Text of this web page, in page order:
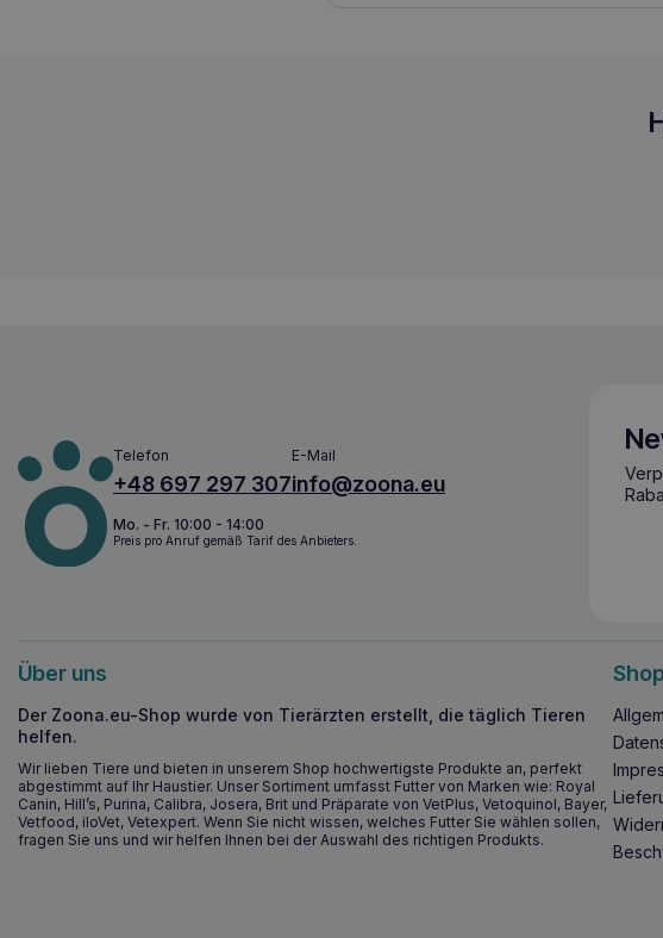
ROYAL CANIN Mini Adult 85g Nassfutter für
Telefon
+48 697 297 307
E-Mail
info@zoona.eu
Mo. - Fr. 10:00 - 14:00
Preis pro Anruf gemäß Tarif des Anbieters.
Über uns
Der Zoona.eu-Shop wurde von Tierärzten erstellt, die täglich Tieren
helfen.
Wir lieben Tiere und bieten in unserem Shop hochwertigste Produkte an, perfekt
abgestimmt auf Ihr Haustier. Unser Sortiment umfasst Futter von Marken wie: Royal
Canin, Hill’s, Purina, Calibra, Josera, Brit und Präparate von VetPlus, Vetoquinol, Bayer,
Vetfood, iloVet, Vetexpert. Wenn Sie nicht wissen, welches Futter Sie wählen sollen,
fragen Sie uns und wir helfen Ihnen bei der Auswahl des richtigen Produkts.